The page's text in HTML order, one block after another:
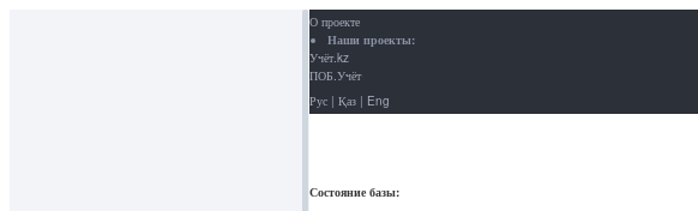
О проекте
Наши проекты:
Учёт.kz
ПОБ.Учёт
Рус | Қаз | Eng
Состояние базы: